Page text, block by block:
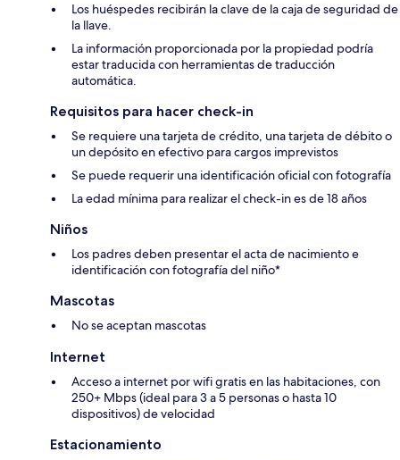
Los huéspedes recibirán la clave de la caja de seguridad de
la llave.
La información proporcionada por la propiedad podría
estar traducida con herramientas de traducción
automática.
Requisitos para hacer check-in
Se requiere una tarjeta de crédito, una tarjeta de débito o
un depósito en efectivo para cargos imprevistos
Se puede requerir una identificación oficial con fotografía
La edad mínima para realizar el check-in es de 18 años
Niños
Los padres deben presentar el acta de nacimiento e
identificación con fotografía del niño*
Mascotas
No se aceptan mascotas
Internet
Acceso a internet por wifi gratis en las habitaciones, con
250+ Mbps (ideal para 3 a 5 personas o hasta 10
dispositivos) de velocidad
Estacionamiento